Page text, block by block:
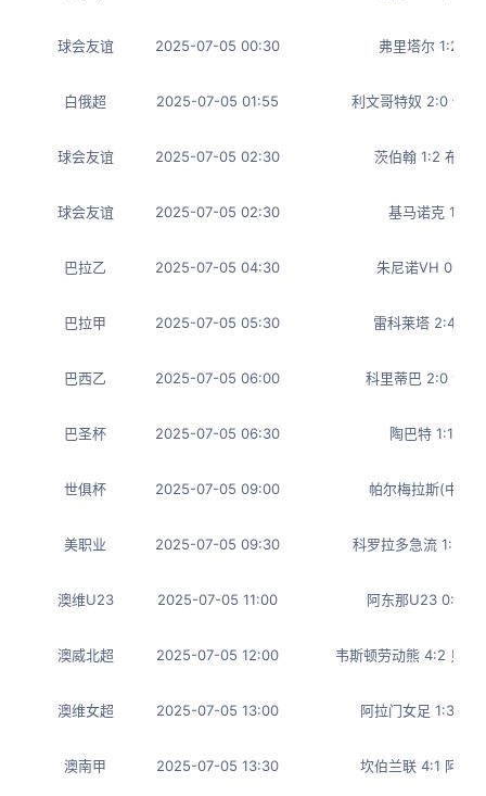
球会友谊 2025-07-05 00:30 弗里塔尔 1:2 茨
白俄超 2025-07-05 01:55 利文哥特奴 2:0 伊斯
球会友谊 2025-07-05 02:30 茨伯翰 1:2 布里
球会友谊 2025-07-05 02:30 基马诺克 1:0
巴拉乙 2025-07-05 04:30 朱尼诺VH 0:0
巴拉甲 2025-07-05 05:30 雷科莱塔 2:4 泰
巴西乙 2025-07-05 06:00 科里蒂巴 2:0 沃尔
巴圣杯 2025-07-05 06:30 陶巴特 1:1 桑
世俱杯 2025-07-05 09:00 帕尔梅拉斯(中)
美职业 2025-07-05 09:30 科罗拉多急流 1:2 堪
澳维U23 2025-07-05 11:00 阿东那U23 0:1 黑
澳威北超 2025-07-05 12:00 韦斯顿劳动熊 4:2 贝尔
澳维女超 2025-07-05 13:00 阿拉门女足 1:3 布
澳南甲 2025-07-05 13:30 坎伯兰联 4:1 阿德